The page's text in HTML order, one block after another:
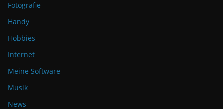
Fotografie
Handy
Hobbies
Internet
Meine Software
Musik
News